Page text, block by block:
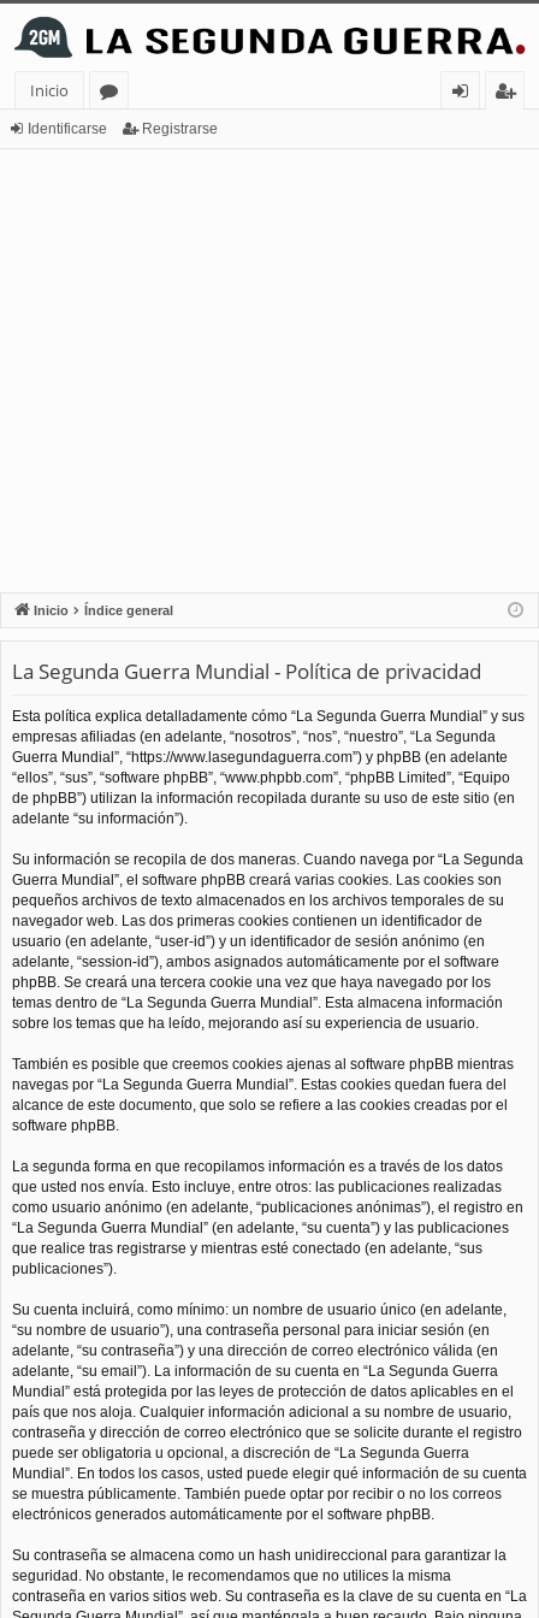
Inicio
or
Identificarse Registrarse
Inicio Índice general
La Segunda Guerra Mundial - Política de privacidad
Esta política explica detalladamente cómo “La Segunda Guerra Mundial” y sus
empresas afiliadas (en adelante, “nosotros”, “nos”, “nuestro”, “La Segunda
Guerra Mundial”, “https://www.lasegundaguerra.com”) y phpBB (en adelante
“ellos”, “sus”, “software phpBB”, “www.phpbb.com”, “phpBB Limited”, “Equipo
de phpBB”) utilizan la información recopilada durante su uso de este sitio (en
adelante “su información”).
Su información se recopila de dos maneras. Cuando navega por “La Segunda
Guerra Mundial”, el software phpBB creará varias cookies. Las cookies son
pequeños archivos de texto almacenados en los archivos temporales de su
navegador web. Las dos primeras cookies contienen un identificador de
usuario (en adelante, “user-id”) y un identificador de sesión anónimo (en
adelante, “session-id”), ambos asignados automáticamente por el software
phpBB. Se creará una tercera cookie una vez que haya navegado por los
temas dentro de “La Segunda Guerra Mundial”. Esta almacena información
sobre los temas que ha leído, mejorando así su experiencia de usuario.
También es posible que creemos cookies ajenas al software phpBB mientras
navegas por “La Segunda Guerra Mundial”. Estas cookies quedan fuera del
alcance de este documento, que solo se refiere a las cookies creadas por el
software phpBB.
La segunda forma en que recopilamos información es a través de los datos
que usted nos envía. Esto incluye, entre otros: las publicaciones realizadas
como usuario anónimo (en adelante, “publicaciones anónimas”), el registro en
“La Segunda Guerra Mundial” (en adelante, “su cuenta”) y las publicaciones
que realice tras registrarse y mientras esté conectado (en adelante, “sus
publicaciones”).
Su cuenta incluirá, como mínimo: un nombre de usuario único (en adelante,
“su nombre de usuario”), una contraseña personal para iniciar sesión (en
adelante, “su contraseña”) y una dirección de correo electrónico válida (en
adelante, “su email”). La información de su cuenta en “La Segunda Guerra
Mundial” está protegida por las leyes de protección de datos aplicables en el
país que nos aloja. Cualquier información adicional a su nombre de usuario,
contraseña y dirección de correo electrónico que se solicite durante el registro
puede ser obligatoria u opcional, a discreción de “La Segunda Guerra
Mundial”. En todos los casos, usted puede elegir qué información de su cuenta
se muestra públicamente. También puede optar por recibir o no los correos
electrónicos generados automáticamente por el software phpBB.
Su contraseña se almacena como un hash unidireccional para garantizar la
seguridad. No obstante, le recomendamos que no utilices la misma
contraseña en varios sitios web. Su contraseña es la clave de su cuenta en “La